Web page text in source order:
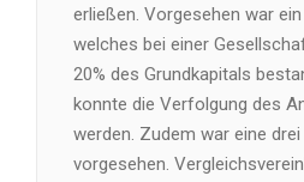
erließen. Vorgesehen war
welches bei einer
20% des Grundkapitals
konnte die Verfolgung des
werden. Zudem war eine
vorgesehen.